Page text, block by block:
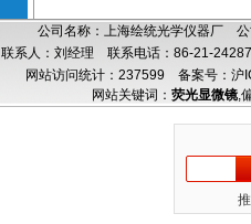
公司名称：上海绘统光学仪器厂
联系人：刘经理 联系电话：86-21-
网站访问统计：237599 备案号：沪
网站关键词： 荧光显微镜,